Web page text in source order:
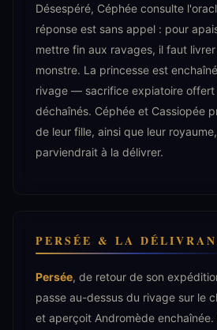
Désespéré, Céphée consulte
réponse est sans appel : pour
mettre fin aux ravages, il faut
monstre. La princesse est
rivage — sacrifice expiatoire offert
déchaînés. Céphée et Cassiopée
de leur fille, ainsi que leur
parviendrait à la délivrer.
PERSÉE & LA
Persée, de retour de son
passe au-dessus du rivage sur le
et aperçoit Andromède enchaînée.